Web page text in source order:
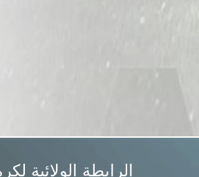
الرابطة الولائية